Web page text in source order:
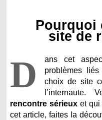
Pourquoi
site de
D
ans cet
problèmes
choix de site
l’internaute.
rencontre sérieux et qui
cet article, faites la